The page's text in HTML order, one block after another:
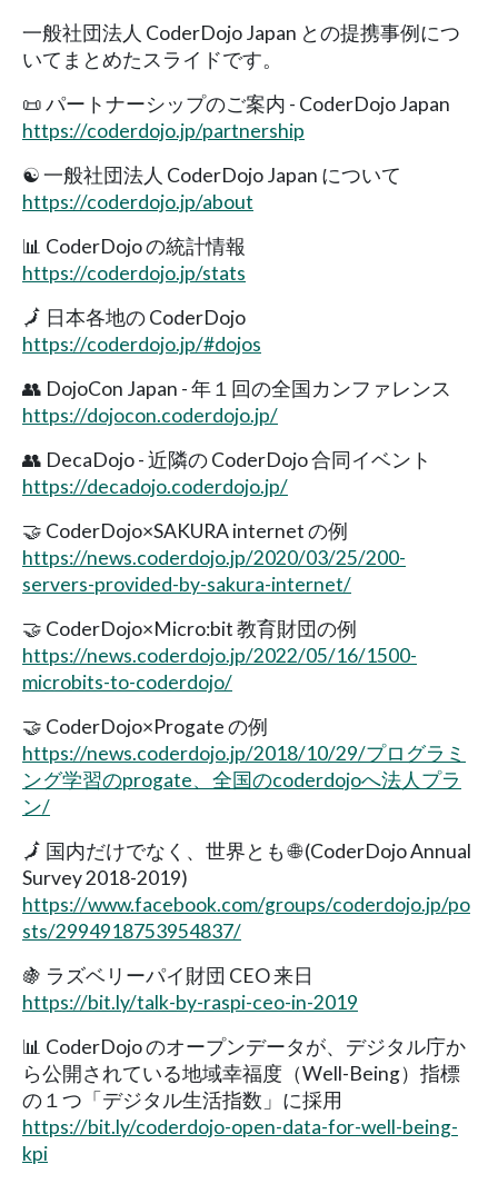
一般社団法人 CoderDojo Japan との提携事例につ
いてまとめたスライドです。
📜 パートナーシップのご案内 - CoderDojo Japan
https://coderdojo.jp/partnership
☯️ 一般社団法人 CoderDojo Japan について
https://coderdojo.jp/about
📊 CoderDojo の統計情報
https://coderdojo.jp/stats
🗾 日本各地の CoderDojo
https://coderdojo.jp/#dojos
👥 DojoCon Japan - 年１回の全国カンファレンス
https://dojocon.coderdojo.jp/
👥 DecaDojo - 近隣の CoderDojo 合同イベント
https://decadojo.coderdojo.jp/
🤝 CoderDojo×SAKURA internet の例
https://news.coderdojo.jp/2020/03/25/200-
servers-provided-by-sakura-internet/
🤝 CoderDojo×Micro:bit 教育財団の例
https://news.coderdojo.jp/2022/05/16/1500-
microbits-to-coderdojo/
🤝 CoderDojo×Progate の例
https://news.coderdojo.jp/2018/10/29/プログラミ
ング学習のprogate、全国のcoderdojoへ法人プラ
ン/
🗾 国内だけでなく、世界とも 🌐 (CoderDojo Annual
Survey 2018-2019)
https://www.facebook.com/groups/coderdojo.jp/po
sts/2994918753954837/
🍇 ラズベリーパイ財団 CEO 来日
https://bit.ly/talk-by-raspi-ceo-in-2019
📊 CoderDojo のオープンデータが、デジタル庁か
ら公開されている地域幸福度（Well-Being）指標
の１つ「デジタル生活指数」に採用
https://bit.ly/coderdojo-open-data-for-well-being-
kpi